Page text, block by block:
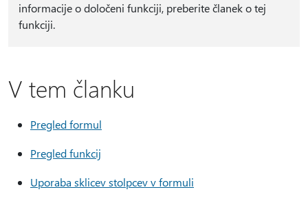
informacije o določeni funkciji, preberite članek o tej
funkciji.
V tem članku
Pregled formul
Pregled funkcij
Uporaba sklicev stolpcev v formuli